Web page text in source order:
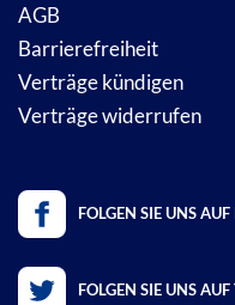
AGB
Barrierefreiheit
Verträge kündigen
Verträge widerrufen
FOLGEN SIE UNS
FOLGEN SIE UNS